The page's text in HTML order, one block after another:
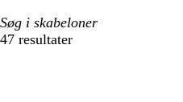
Søg i skabeloner
47 resultater
Filtre